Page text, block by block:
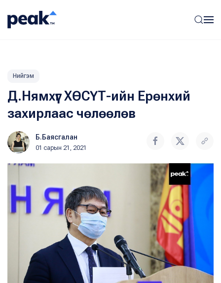
Нийгэм
Д.Нямхүүг ХӨСҮТ-ийн Ерөнхий
захирлаас чөлөөлөв
Б.Баясгалан
01 сарын 21, 2021